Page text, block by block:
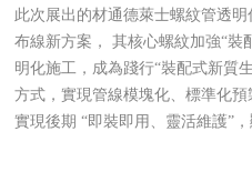
此次展出的材通德萊士螺紋管透
布線新方案， 其核心螺紋加強“裝
明化施工，成為踐行“裝配式新質
方式，實現管線模塊化、標準化
實現後期 “即裝即用、靈活維護”